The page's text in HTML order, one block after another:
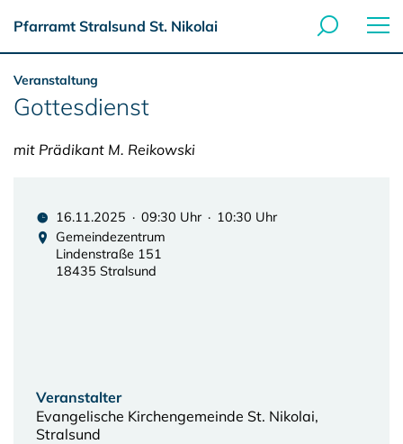
Pfarramt Stralsund St. Nikolai
Veranstaltung
Gottesdienst
mit Prädikant M. Reikowski
16.11.2025 · 09:30 Uhr · 10:30 Uhr
Gemeindezentrum
Lindenstraße 151
18435 Stralsund
Veranstalter
Evangelische Kirchengemeinde St. Nikolai,
Stralsund